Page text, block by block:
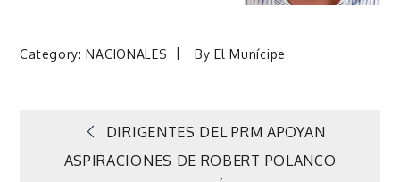
Category:NACIONALES ByEl Munícipe
Navegación
DIRIGENTES DEL PRM APOYAN
ASPIRACIONES DE ROBERT POLANCO